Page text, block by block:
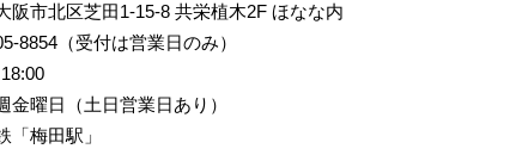
阪市北区芝田1-15-8 共栄植木2F ほなな内
8854（受付は営業日のみ）
金曜日（土日営業日あり）
「梅田駅」